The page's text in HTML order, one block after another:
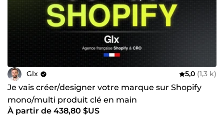
Glx 5,0 (1,3 k)
Je vais créer/designer votre marque sur Shopify
mono/multi produit clé en main
À partir de 438,80 $US